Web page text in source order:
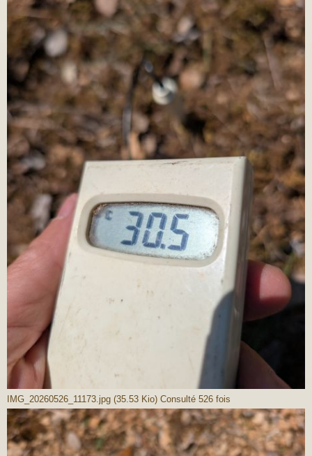
IMG_20260526_11173.jpg (35.53 Kio) Consulté 526 fois